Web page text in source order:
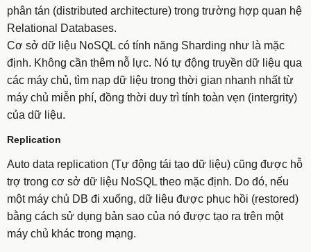
phân tán (distributed architecture) trong trường hợp quan hệ
Relational Databases.
Cơ sở dữ liệu NoSQL có tính năng Sharding như là mặc
định. Không cần thêm nỗ lực. Nó tự động truyền dữ liệu qua
các máy chủ, tìm nạp dữ liệu trong thời gian nhanh nhất từ
máy chủ miễn phí, đồng thời duy trì tính toàn vẹn (intergrity)
của dữ liệu.
​​​​​​​Replication
Auto data replication (Tự động tái tạo dữ liệu) cũng được hỗ
trợ trong cơ sở dữ liệu NoSQL theo mặc định. Do đó, nếu
một máy chủ DB đi xuống, dữ liệu được phục hồi (restored)
bằng cách sử dụng bản sao của nó được tạo ra trên một
máy chủ khác trong mạng.